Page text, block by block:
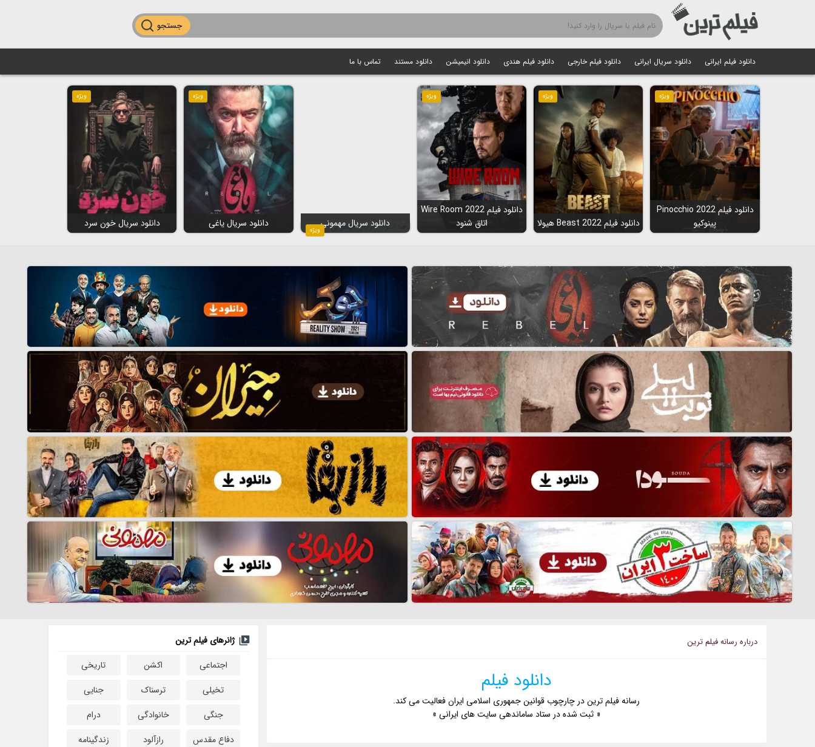
جستجو
دانلود فیلم ایرانی دانلود سریال ایرانی دانلود فیلم خارجی دانلود فیلم هندی دانلود انیمیشن دانلود مستند تماس با ما
ویژه
دانلود فیلم Pinocchio 2022
پینوکیو
ویژه
دانلود فیلم Beast 2022 هیولا
ویژه
دانلود فیلم Wire Room 2022
اتاق شنود
ویژه
دانلود سریال مهمونی
ویژه
دانلود سریال یاغی
ویژه
دانلود سریال خون سرد
درباره رسانه فيلم ترين
دانلود فیلم
رسانه فیلم ترین در چارچوب قوانین جمهوری اسلامی ایران فعالیت می کند.
« ثبت شده در ستاد ساماندهی سایت های ایرانی »
ژانرهای فیلم ترین
اجتماعی
اکشن
تاریخی
تخیلی
ترسناک
جنایی
جنگی
خانوادگی
درام
دفاع مقدس
رازآلود
زندگینامه